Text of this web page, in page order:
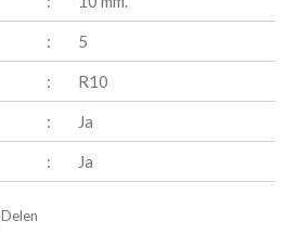
: 5
: R10
: Ja
: Ja
Delen